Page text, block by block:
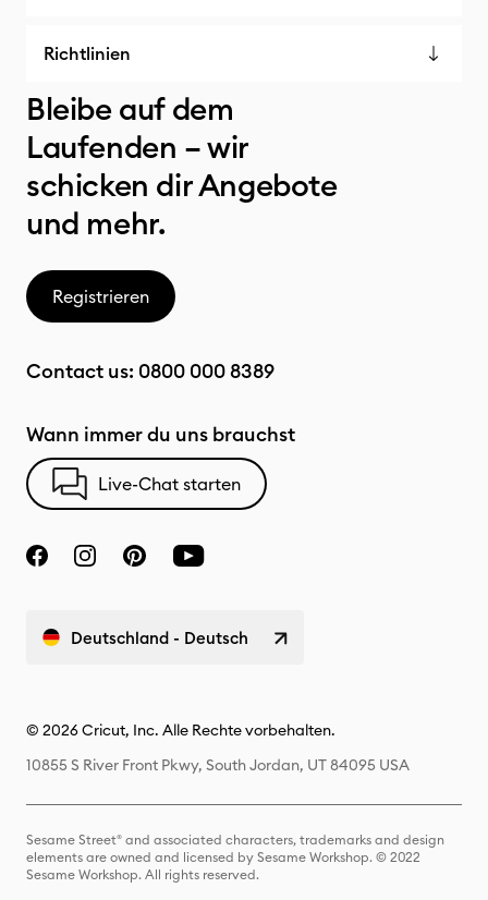
Richtlinien
Bleibe auf dem
Laufenden – wir
schicken dir Angebote
und mehr.
Registrieren
Contact us: 0800 000 8389
Wann immer du uns brauchst
Live-Chat starten
Deutschland - Deutsch
© 2026 Cricut, Inc. Alle Rechte vorbehalten.
10855 S River Front Pkwy, South Jordan, UT 84095 USA
Sesame Street® and associated characters, trademarks and design
elements are owned and licensed by Sesame Workshop. © 2022
Sesame Workshop. All rights reserved.